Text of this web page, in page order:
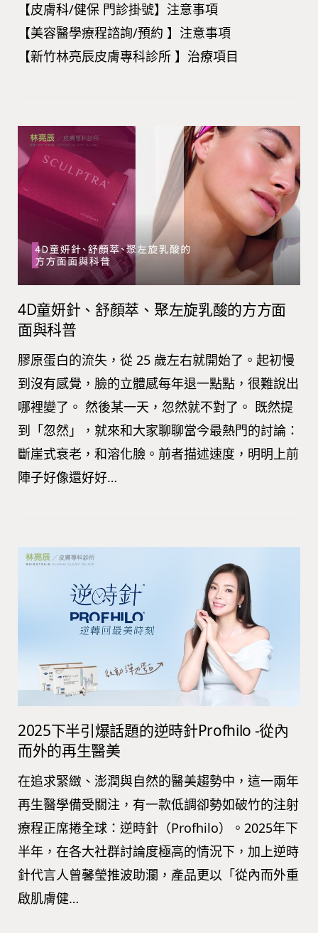
【皮膚科/健保 門診掛號】注意事項
【美容醫學療程諮詢/預約 】注意事項
【新竹林亮辰皮膚專科診所 】治療項目
4D童妍針、舒顏萃、聚左旋乳酸的方方面
面與科普
膠原蛋白的流失，從 25 歲左右就開始了。起初慢
到沒有感覺，臉的立體感每年退一點點，很難說出
哪裡變了。 然後某一天，忽然就不對了。 既然提
到「忽然」，就來和大家聊聊當今最熱門的討論：
斷崖式衰老，和溶化臉。前者描述速度，明明上前
陣子好像還好好…
2025下半引爆話題的逆時針Profhilo -從內
而外的再生醫美
在追求緊緻、澎潤與自然的醫美趨勢中，這一兩年
再生醫學備受關注，有一款低調卻勢如破竹的注射
療程正席捲全球：逆時針（Profhilo）。2025年下
半年，在各大社群討論度極高的情況下，加上逆時
針代言人曾馨瑩推波助瀾，產品更以「從內而外重
啟肌膚健…